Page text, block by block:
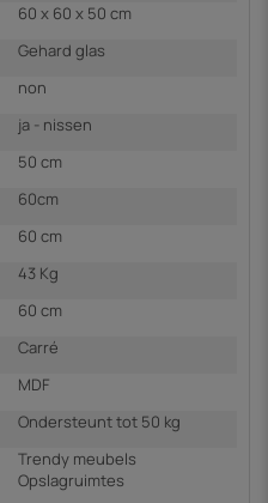
60 x 60 x 50 cm
Gehard glas
non
ja - nissen
50 cm
60cm
60 cm
43 Kg
60 cm
Carré
MDF
Ondersteunt tot 50 kg
Trendy meubels
Opslagruimtes